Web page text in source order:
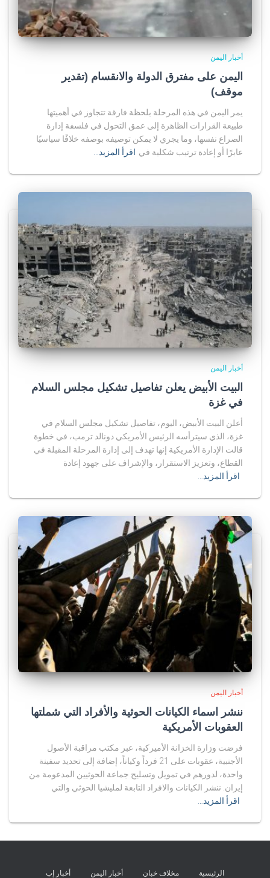
أخبار اليمن
اليمن على مفترق الدولة والانقسام (تقدير
موقف)
يمر اليمن في هذه المرحلة بلحظة فارقة تتجاوز في أهميتها
طبيعة القرارات الظاهرة إلى عمق التحول في فلسفة إدارة
الصراع نفسها، وما يجري لا يمكن توصيفه بوصفه خلافًا سياسيًا
عابرًا أو إعادة ترتيب شكلية في اقرأ المزيد…
أخبار اليمن
البيت الأبيض يعلن تفاصيل تشكيل مجلس السلام
في غزة
أعلن البيت الأبيض، اليوم، تفاصيل تشكيل مجلس السلام في
غزة، الذي سيترأسه الرئيس الأمريكي دونالد ترمب، في خطوة
قالت الإدارة الأمريكية إنها تهدف إلى إدارة المرحلة المقبلة في
القطاع، وتعزيز الاستقرار، والإشراف على جهود إعادة
اقرأ المزيد…
أخبار اليمن
ننشر اسماء الكيانات الحوثية والأفراد التي شملتها
العقوبات الأمريكية
فرضت وزارة الخزانة الأميركية، عبر مكتب مراقبة الأصول
الأجنبية، عقوبات على 21 فرداً وكياناً، إضافة إلى تحديد سفينة
واحدة، لدورهم في تمويل وتسليح جماعة الحوثيين المدعومة من
إيران. ننشر الكيانات والافراد التابعة لمليشيا الحوثي والتي
اقرأ المزيد…
الرئيسية مخلاف خبان أخبار اليمن أخبار إب